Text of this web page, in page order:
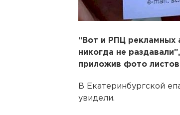
“Вот и РПЦ рекламных
никогда не
приложив фото
В Екатеринбургской
увидели.